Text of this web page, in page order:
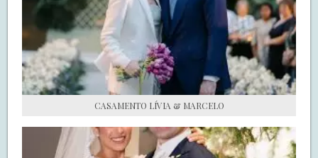
S.O.S CASADAS
FALE COM O SAY I DO
CASAMENTO LÍVIA & MARCELO